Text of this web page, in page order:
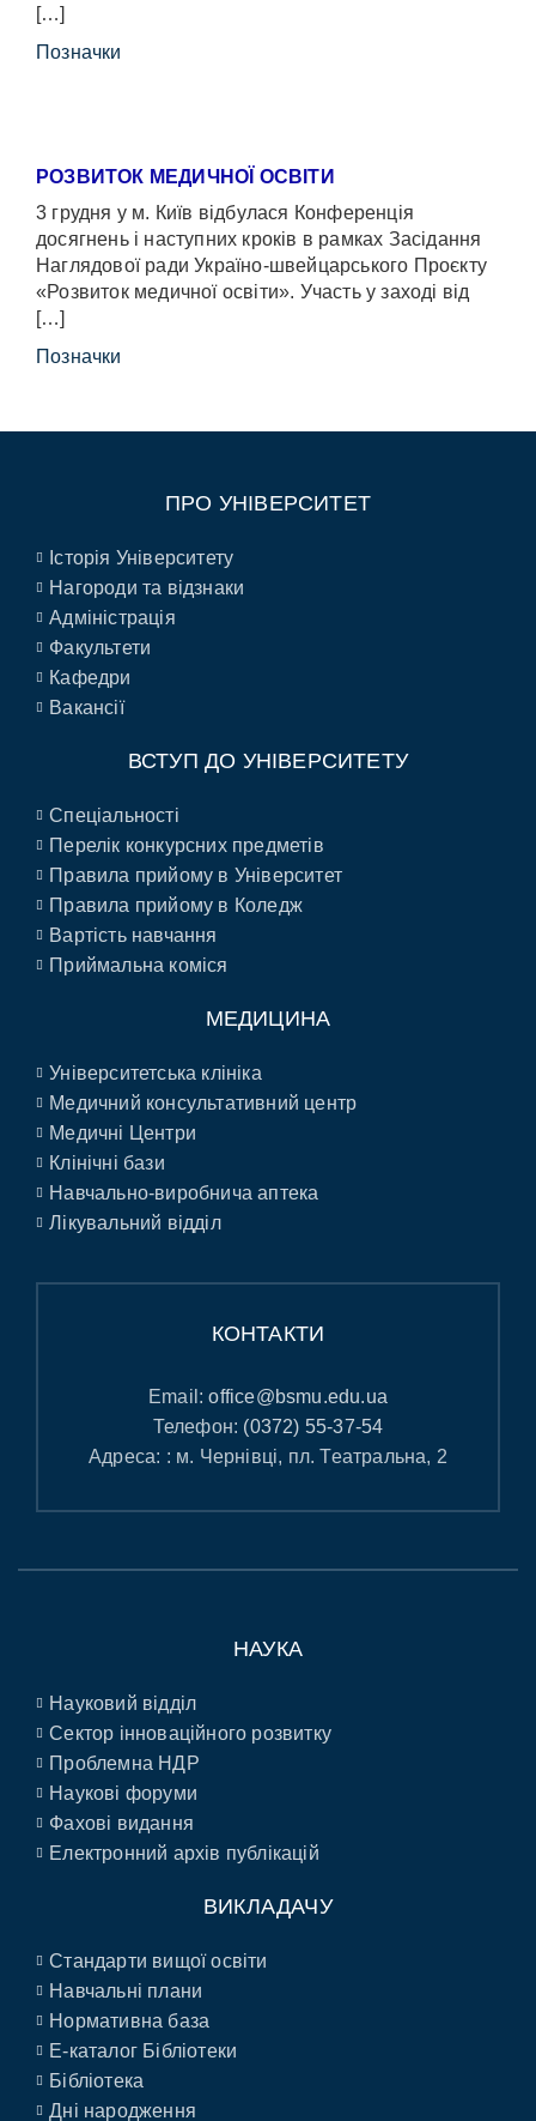
[…]
Позначки
РОЗВИТОК МЕДИЧНОЇ ОСВІТИ
3 грудня у м. Київ відбулася Конференція
досягнень і наступних кроків в рамках Засідання
Наглядової ради Україно-швейцарського Проєкту
«Розвиток медичної освіти». Участь у заході від
[…]
Позначки
ПРО УНІВЕРСИТЕТ
Історія Університету
Нагороди та відзнаки
Адміністрація
Факультети
Кафедри
Вакансії
ВСТУП ДО УНІВЕРСИТЕТУ
Спеціальності
Перелік конкурсних предметів
Правила прийому в Університет
Правила прийому в Коледж
Вартість навчання
Приймальна коміся
МЕДИЦИНА
Університетська клініка
Медичний консультативний центр
Медичні Центри
Клінічні бази
Навчально-виробнича аптека
Лікувальний відділ
КОНТАКТИ
Email:office@bsmu.edu.ua
Телефон: (0372) 55-37-54
Адреса: : м. Чернівці, пл. Театральна, 2
НАУКА
Науковий відділ
Сектор інноваційного розвитку
Проблемна НДР
Наукові форуми
Фахові видання
Електронний архів публікацій
ВИКЛАДАЧУ
Стандарти вищої освіти
Навчальні плани
Нормативна база
E-каталог Бібліотеки
Бібліотека
Дні народження